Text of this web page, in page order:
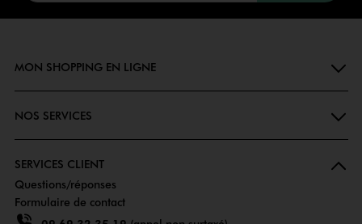
MON SHOPPING EN LIGNE
NOS SERVICES
SERVICES CLIENT
Questions/réponses
Formulaire de contact